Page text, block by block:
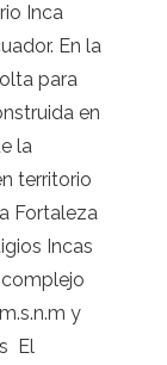
Inca
En la
para
en
la
territorio
Fortaleza
Incas
y
El